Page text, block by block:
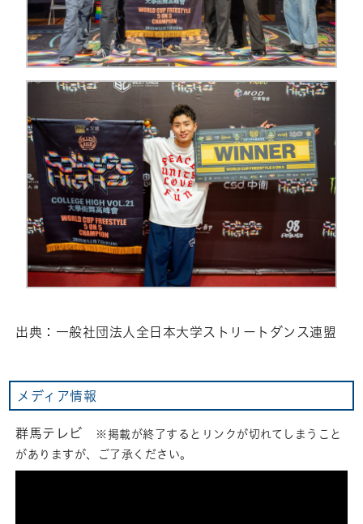
出典：一般社団法人全日本大学ストリートダンス連盟
メディア情報
群馬テレビ
※掲載が終了するとリンクが切れてしまうこと
がありますが、ご了承ください。